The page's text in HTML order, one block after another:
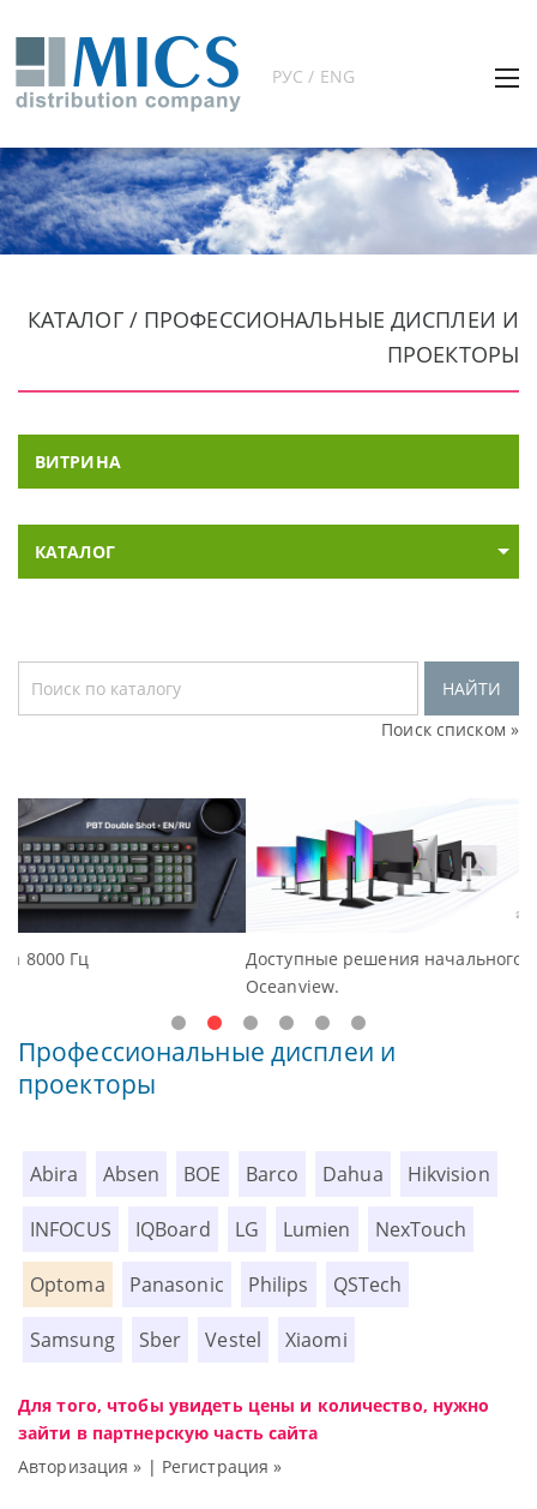
РУС / ENG
КАТАЛОГ / ПРОФЕССИОНАЛЬНЫЕ ДИСПЛЕИ И
ПРОЕКТОРЫ
ВИТРИНА
КАТАЛОГ
НАЙТИ
Поиск списком »
Доступные решения начального уровня, новые
Профессиональные дисплеи и
проекторы
Abira Absen BOE Barco Dahua Hikvision
INFOCUS IQBoard LG Lumien NexTouch
Optoma Panasonic Philips QSTech
Samsung Sber Vestel Xiaomi
Для того, чтобы увидеть цены и количество, нужно
зайти в партнерскую часть сайта
Авторизация » | Регистрация »